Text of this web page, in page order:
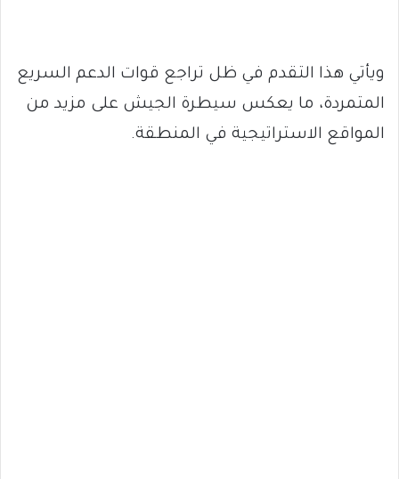
ويأتي هذا التقدم في ظل تراجع قوات الدعم السريع
المتمردة، ما يعكس سيطرة الجيش على مزيد من
المواقع الاستراتيجية في المنطقة.